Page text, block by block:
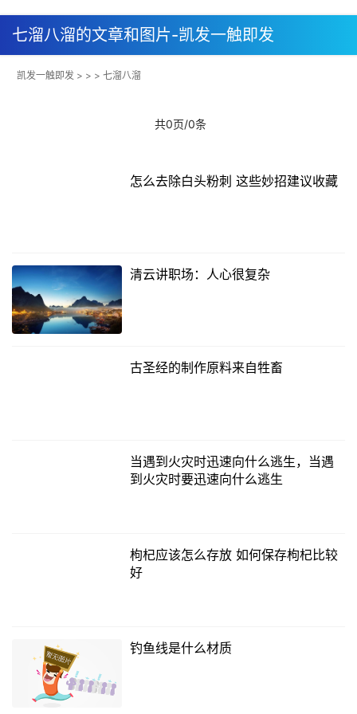
七溜八溜的文章和图片-凯发一触即发
凯发一触即发 > > > 七溜八溜
共0页/0条
怎么去除白头粉刺 这些妙招建议收藏
清云讲职场：人心很复杂
古圣经的制作原料来自牲畜
当遇到火灾时迅速向什么逃生，当遇
到火灾时要迅速向什么逃生
枸杞应该怎么存放 如何保存枸杞比较
好
钓鱼线是什么材质